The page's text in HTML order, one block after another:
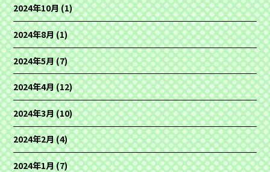
2024年10月(1)
2024年8月(1)
2024年5月(7)
2024年4月(12)
2024年3月(10)
2024年2月(4)
2024年1月(7)